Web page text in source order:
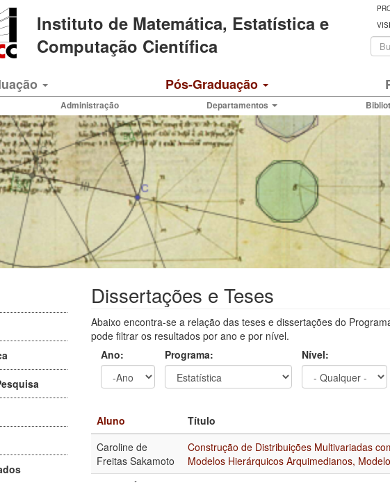
Instituto de Matemática, Estatística e
Computação Científica
Pós-Graduação
Administração Departamentos
Dissertações e Teses
Abaixo encontra-se a relação das teses e dissertações do
pode filtrar os resultados por ano e por nível.
Ano:
Programa: Nível:
Aluno Título
Caroline de
Freitas Sakamoto
Construção de Distribuições Multivariadas
Modelos Hierárquicos Arquimedianos,